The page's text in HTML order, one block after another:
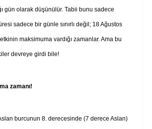
gün olarak düşünülür. Tabii bunu sadece
sadece bir günle sınırlı değil; 18 Ağustos
maksimuma vardığı zamanlar. Ama bu
devreye girdi bile!
zamanı!
burcunun 8. derecesinde (7 derece Aslan)